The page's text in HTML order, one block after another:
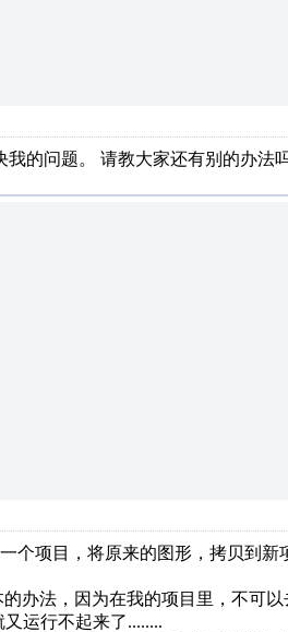
我的问题。 请教大家还有别的办法
项目，将原来的图形，拷贝到新
法，因为在我的项目里，不可以
运行不起来了........